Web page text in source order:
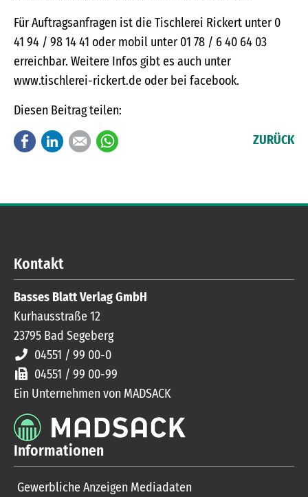
Für Auftragsanfragen ist die Tischlerei Rickert unter 0
41 94 / 98 14 41 oder mobil unter 01 78 / 6 40 64 03
erreichbar. Weitere Infos gibt es auch unter
www.tischlerei-rickert.de oder bei facebook.
Diesen Beitrag teilen:
FacebookLinkedInE-mail ZURÜCK
Kontakt
Basses Blatt Verlag GmbH
Kurhausstraße 12
23795 Bad Segeberg
04551 / 99 00-0
04551 / 99 00-99
Ein Unternehmen von MADSACK
Informationen
Gewerbliche Anzeigen Mediadaten